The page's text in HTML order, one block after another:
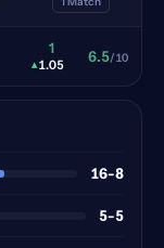
1
▴1.05 6.5/10
16-8
5-5